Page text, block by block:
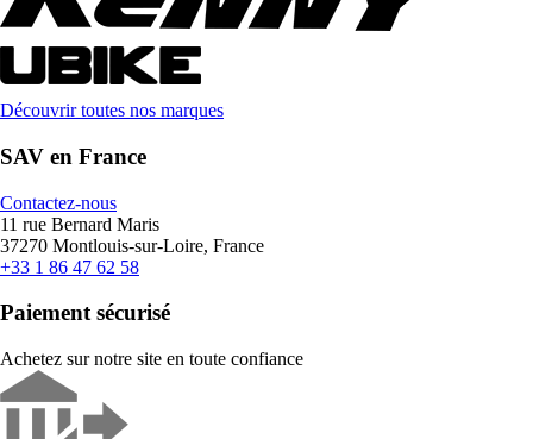
Découvrir toutes nos marques
SAV en France
Contactez-nous
11 rue Bernard Maris
37270 Montlouis-sur-Loire, France
+33 1 86 47 62 58
Paiement sécurisé
Achetez sur notre site en toute confiance